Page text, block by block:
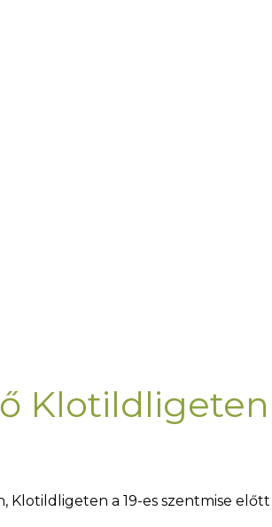
Klotildligeten
Klotildligeten a 19-es szentmise